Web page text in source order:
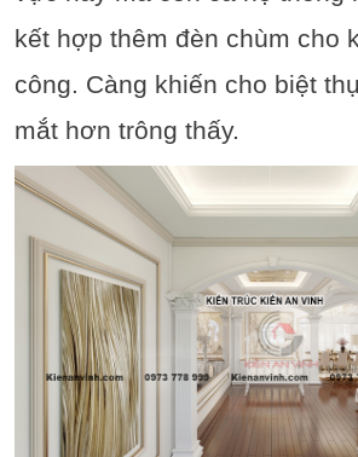
kết hợp thêm đèn chùm cho
công. Càng khiến cho biệt
mắt hơn trông thấy.